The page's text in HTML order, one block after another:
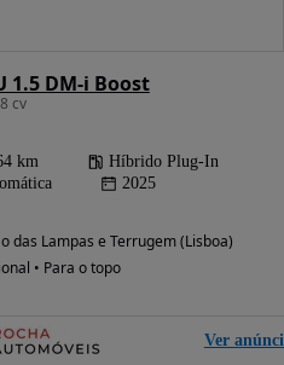
1.5 DM-i Boost
cv
km
Híbrido Plug-In
2025
das Lampas e Terrugem (Lisboa)
• Para o topo
Ver